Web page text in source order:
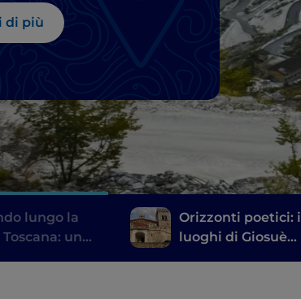
di più
lungo la
un
Orizzonti poetici: i
luoghi di Giosuè